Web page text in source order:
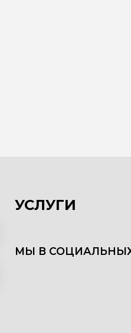
УСЛУГИ
МЫ В